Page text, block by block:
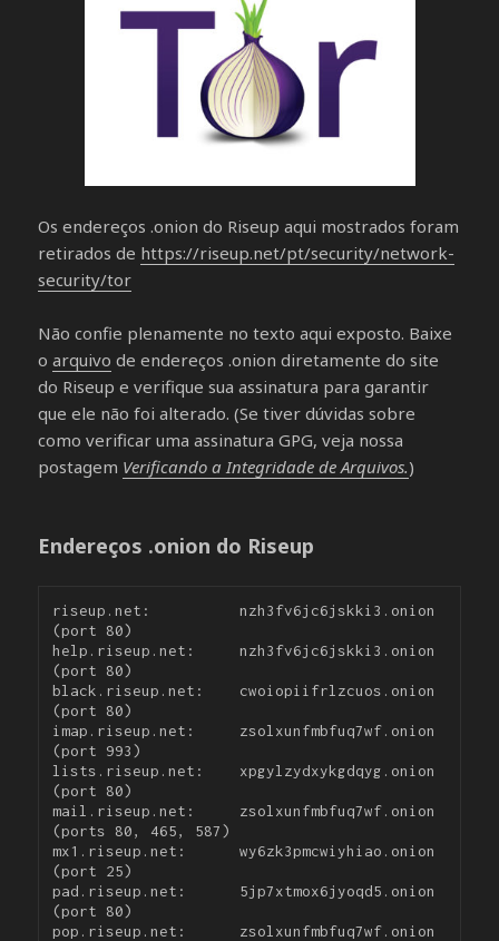
Os endereços .onion do Riseup aqui mostrados foram
retirados de https://riseup.net/pt/security/network-
security/tor
Não confie plenamente no texto aqui exposto. Baixe
oarquivo de endereços .onion diretamente do site
do Riseup e verifique sua assinatura para garantir
que ele não foi alterado. (Se tiver dúvidas sobre
como verificar uma assinatura GPG, veja nossa
postagem Verificando a Integridade de Arquivos.)
Endereços .onion do Riseup
riseup.net:          nzh3fv6jc6jskki3.onion
(port 80)
help.riseup.net:     nzh3fv6jc6jskki3.onion
(port 80)
black.riseup.net:    cwoiopiifrlzcuos.onion
(port 80)
imap.riseup.net:     zsolxunfmbfuq7wf.onion
(port 993)
lists.riseup.net:    xpgylzydxykgdqyg.onion
(port 80)
mail.riseup.net:     zsolxunfmbfuq7wf.onion
(ports 80, 465, 587)
mx1.riseup.net:      wy6zk3pmcwiyhiao.onion
(port 25)
pad.riseup.net:      5jp7xtmox6jyoqd5.onion
(port 80)
pop.riseup.net:      zsolxunfmbfuq7wf.onion